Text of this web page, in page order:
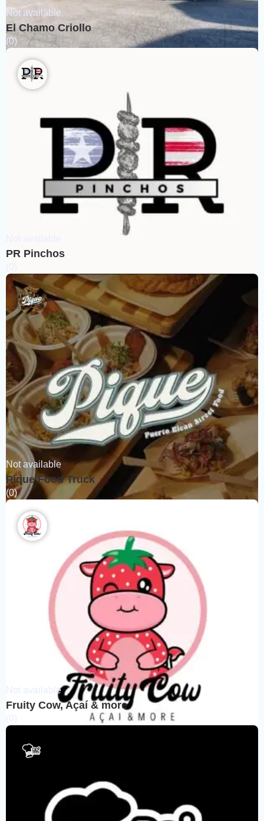
Not available
El Chamo Criollo
(0)
PR Pinchos
Not available
Pique Food Truck
(0)
Not available
Fruity Cow, Açaí & more
(0)